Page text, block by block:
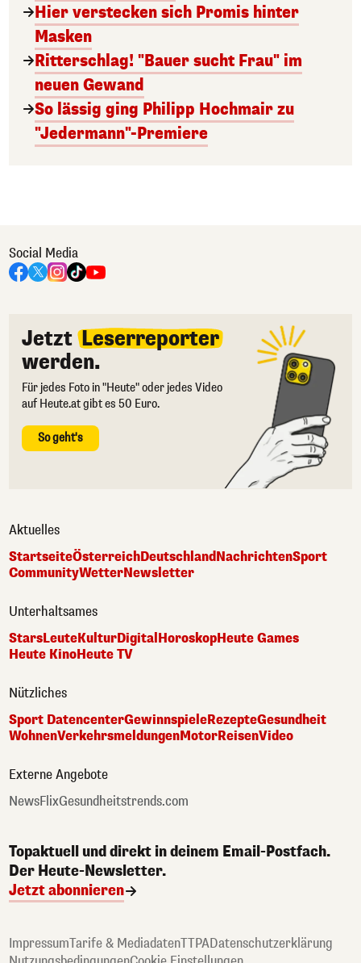
Hier verstecken sich Promis hinter
Masken
Ritterschlag! "Bauer sucht Frau" im
neuen Gewand
So lässig ging Philipp Hochmair zu
"Jedermann"-Premiere
Social Media
Jetzt Leserreporter
werden.
Für jedes Foto in "Heute" oder jedes Video
auf Heute.at gibt es 50 Euro.
So geht's
Aktuelles
StartseiteÖsterreichDeutschlandNachrichtenSport
CommunityWetterNewsletter
Unterhaltsames
StarsLeuteKulturDigital HoroskopHeute Games
Heute KinoHeute TV
Nützliches
Sport DatencenterGewinnspieleRezepteGesundheit
WohnenVerkehrsmeldungenMotorReisenVideo
Externe Angebote
NewsFlixGesundheitstrends.com
Topaktuell und direkt in deinem Email-Postfach.
Der Heute-Newsletter.
Jetzt abonnieren
ImpressumTarife & MediadatenTTPADatenschutzerklärung